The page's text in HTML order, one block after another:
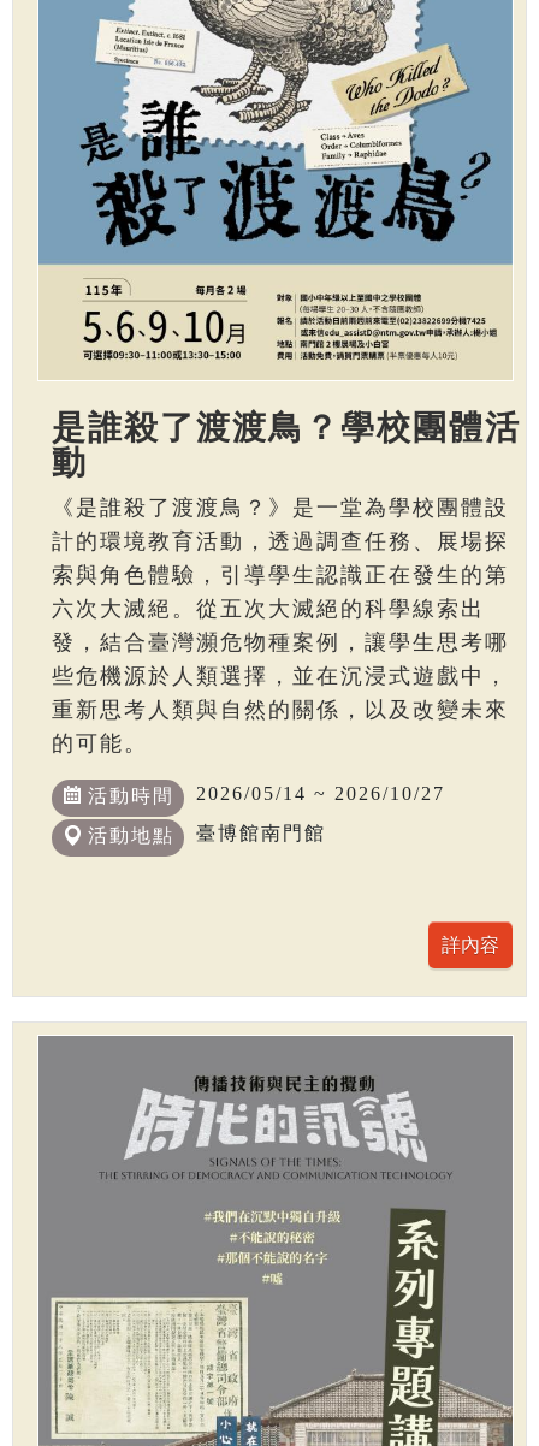
是誰殺了渡渡鳥？學校團體活
動
《是誰殺了渡渡鳥？》是一堂為學校團體設
計的環境教育活動，透過調查任務、展場探
索與角色體驗，引導學生認識正在發生的第
六次大滅絕。從五次大滅絕的科學線索出
發，結合臺灣瀕危物種案例，讓學生思考哪
些危機源於人類選擇，並在沉浸式遊戲中，
重新思考人類與自然的關係，以及改變未來
的可能。
活動時間 2026/05/14 ~ 2026/10/27
活動地點 臺博館南門館